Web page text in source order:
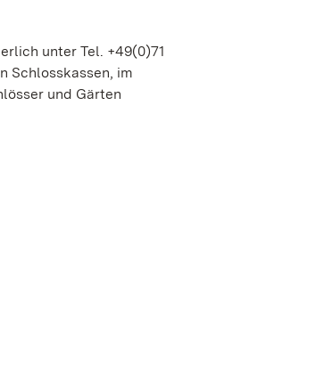
unter Tel. +49(0)71
Schlosskassen, im
und Gärten